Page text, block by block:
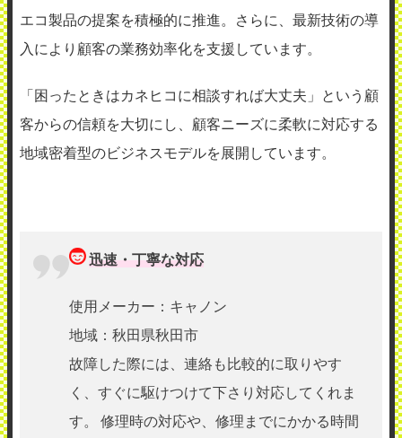
エコ製品の提案を積極的に推進。さらに、最新技術の導
入により顧客の業務効率化を支援しています。
「困ったときはカネヒコに相談すれば大丈夫」という顧
客からの信頼を大切にし、顧客ニーズに柔軟に対応する
地域密着型のビジネスモデルを展開しています。
迅速・丁寧な対応
使用メーカー：キャノン
地域：秋田県秋田市
故障した際には、連絡も比較的に取りやす
く、すぐに駆けつけて下さり対応してくれま
す。 修理時の対応や、修理までにかかる時間